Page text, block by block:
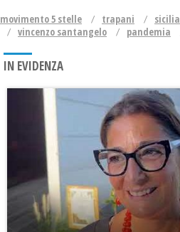
movimento 5 stelle trapani sicilia
vincenzo santangelo
pandemia
IN EVIDENZA